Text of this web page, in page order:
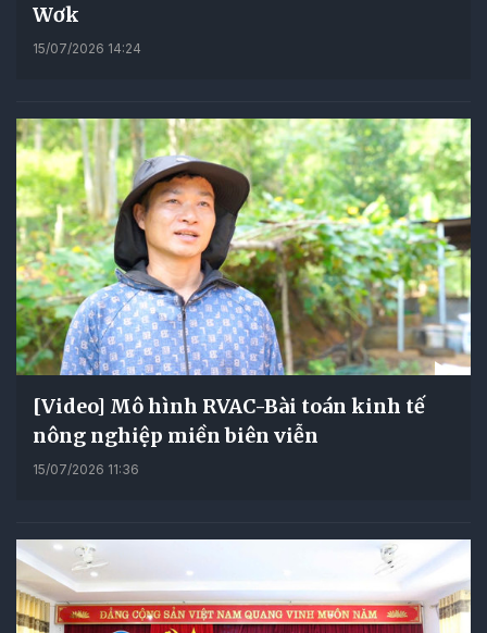
Wơk
15/07/2026 14:24
[Video] Mô hình RVAC-Bài toán kinh tế
nông nghiệp miền biên viễn
15/07/2026 11:36